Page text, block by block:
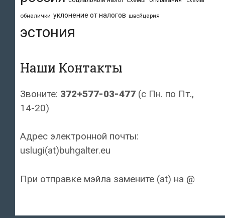
обналички уклонение от налогов швейцария
эстония
Наши Контакты
Звоните: 372+577-03-477 (с Пн. по Пт.,
14-20)
Адрес электронной почты:
uslugi(at)buhgalter.eu
При отправке мэйла замените (at) на @